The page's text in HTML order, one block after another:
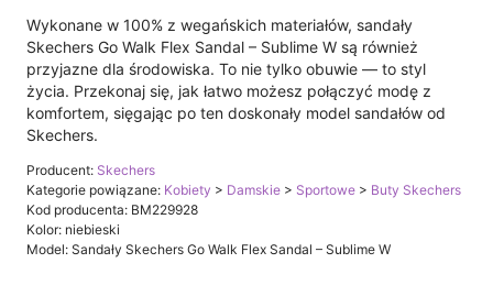
Wykonane w 100% z wegańskich materiałów, sandały
Skechers Go Walk Flex Sandal – Sublime W są również
przyjazne dla środowiska. To nie tylko obuwie — to styl
życia. Przekonaj się, jak łatwo możesz połączyć modę z
komfortem, sięgając po ten doskonały model sandałów od
Skechers.
Producent: Skechers
Kategorie powiązane: Kobiety > Damskie > Sportowe > Buty Skechers
Kod producenta: BM229928
Kolor: niebieski
Model: Sandały Skechers Go Walk Flex Sandal – Sublime W